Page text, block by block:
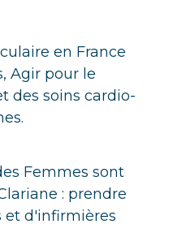
en France
Agir pour le
des soins cardio-
Femmes sont
: prendre
et d'infirmières